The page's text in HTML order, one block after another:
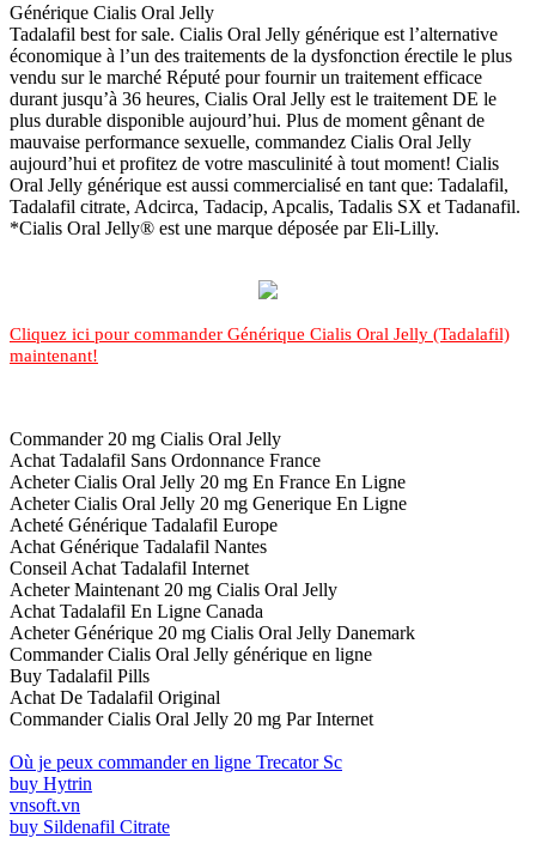
Générique Cialis Oral Jelly
Tadalafil best for sale. Cialis Oral Jelly générique est l’alternative
économique à l’un des traitements de la dysfonction érectile le plus
vendu sur le marché Réputé pour fournir un traitement efficace
durant jusqu’à 36 heures, Cialis Oral Jelly est le traitement DE le
plus durable disponible aujourd’hui. Plus de moment gênant de
mauvaise performance sexuelle, commandez Cialis Oral Jelly
aujourd’hui et profitez de votre masculinité à tout moment! Cialis
Oral Jelly générique est aussi commercialisé en tant que: Tadalafil,
Tadalafil citrate, Adcirca, Tadacip, Apcalis, Tadalis SX et Tadanafil.
*Cialis Oral Jelly® est une marque déposée par Eli-Lilly.
Cliquez ici pour commander Générique Cialis Oral Jelly (Tadalafil)
maintenant!
Commander 20 mg Cialis Oral Jelly
Achat Tadalafil Sans Ordonnance France
Acheter Cialis Oral Jelly 20 mg En France En Ligne
Acheter Cialis Oral Jelly 20 mg Generique En Ligne
Acheté Générique Tadalafil Europe
Achat Générique Tadalafil Nantes
Conseil Achat Tadalafil Internet
Acheter Maintenant 20 mg Cialis Oral Jelly
Achat Tadalafil En Ligne Canada
Acheter Générique 20 mg Cialis Oral Jelly Danemark
Commander Cialis Oral Jelly générique en ligne
Buy Tadalafil Pills
Achat De Tadalafil Original
Commander Cialis Oral Jelly 20 mg Par Internet
Où je peux commander en ligne Trecator Sc
buy Hytrin
vnsoft.vn
buy Sildenafil Citrate